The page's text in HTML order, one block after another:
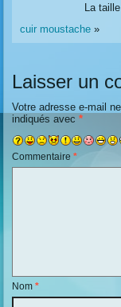
La
cuir moustache »
Laisser un
Votre adresse e-mail
indiqués avec*
Commentaire*
Nom*